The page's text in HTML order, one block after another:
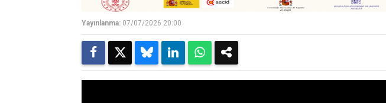
Yayınlanma: 07/07/2026 20:00